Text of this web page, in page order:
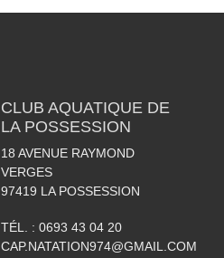
CLUB AQUATIQUE DE
LA POSSESSION
18 AVENUE RAYMOND
VERGES
97419 LA POSSESSION
TÉL. : 0693 43 04 20
CAP.NATATION974@GMAIL.COM